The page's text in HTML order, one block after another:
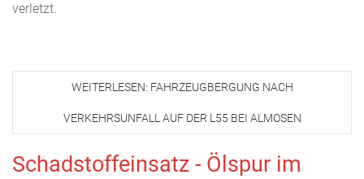
verletzt.
WEITERLESEN: FAHRZEUGBERGUNG NACH
VERKEHRSUNFALL AUF DER L55 BEI ALMOSEN
Schadstoffeinsatz - Ölspur im